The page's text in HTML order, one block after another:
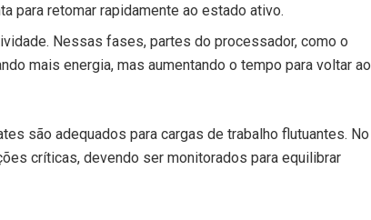
para retomar rapidamente ao estado ativo.
Nessas fases, partes do processador, como o
mais energia, mas aumentando o tempo para voltar ao
são adequados para cargas de trabalho flutuantes. No
críticas, devendo ser monitorados para equilibrar